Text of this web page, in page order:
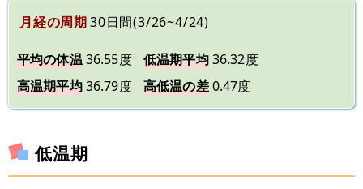
月経の周期30日間(3/26~4/24)
平均の体温36.55度 低温期平均36.32度
高温期平均36.79度 高低温の差0.47度
低温期